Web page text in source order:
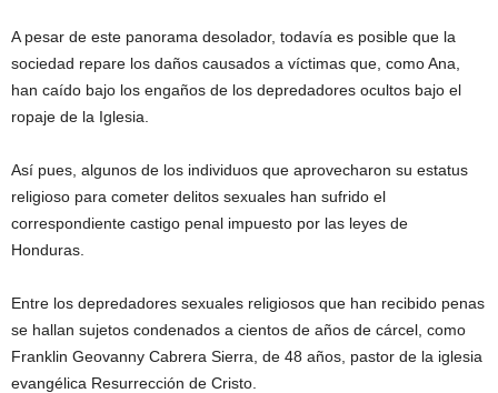
A pesar de este panorama desolador, todavía es posible que la
sociedad repare los daños causados a víctimas que, como Ana,
han caído bajo los engaños de los depredadores ocultos bajo el
ropaje de la Iglesia.
Así pues, algunos de los individuos que aprovecharon su estatus
religioso para cometer delitos sexuales han sufrido el
correspondiente castigo penal impuesto por las leyes de
Honduras.
Entre los depredadores sexuales religiosos que han recibido penas
se hallan sujetos condenados a cientos de años de cárcel, como
Franklin Geovanny Cabrera Sierra, de 48 años, pastor de la iglesia
evangélica Resurrección de Cristo.